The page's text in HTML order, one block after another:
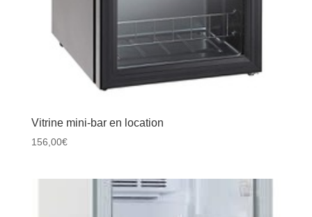
Vitrine mini-bar en location
156,00€